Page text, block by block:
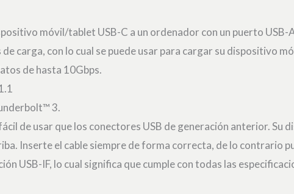
móvil/tablet USB-C a un ordenador con un puerto USB-
carga, con lo cual se puede usar para cargar su dispositivo
de hasta 10Gbps.
3.
de usar que los conectores USB de generación anterior.
Inserte el cable siempre de forma correcta, de lo contrario
USB-IF, lo cual significa que cumple con todas las